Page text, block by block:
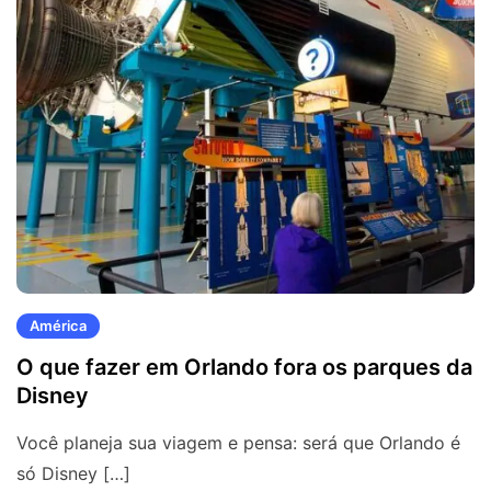
América
O que fazer em Orlando fora os parques da
Disney
Você planeja sua viagem e pensa: será que Orlando é
só Disney […]